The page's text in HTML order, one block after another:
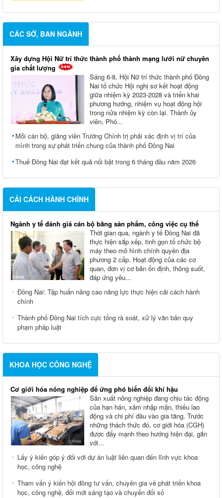
CÁC SỞ, BAN NGÀNH
Xây dựng Hội Nữ trí thức thành phố thành mạng lưới nữ chuyên
gia chất lượng
Sáng 6-8, Hội Nữ trí thức thành phố Đồng
Nai tổ chức Hội nghị sơ kết hoạt động
giữa nhiệm kỳ 2023-2028 và triển khai
phương hướng, nhiệm vụ hoạt động hội
trong nửa nhiệm kỳ còn lại. Thành ủy
viên, Phó...
Mỗi cán bộ, giảng viên Trường Chính trị phải xác định vị trí của
mình trong sự phát triển chung của thành phố Đồng Nai
Thuế Đồng Nai đạt kết quả nổi bật trong 6 tháng đầu năm 2026
CẢI CÁCH HÀNH CHÍNH
Ngành y tế đánh giá cán bộ bằng sản phẩm, công việc cụ thể
Thời gian qua, ngành y tế Đồng Nai đã
thực hiện sắp xếp, tinh gọn tổ chức bộ
máy theo mô hình chính quyền địa
phương 2 cấp. Hoạt động của các cơ
quan, đơn vị cơ bản ổn định, thông suốt,
đáp ứng yêu...
Đồng Nai: Tập huấn nâng cao năng lực thực hiện cải cách hành
chính
Thành phố Đồng Nai tích cực tổng rà soát, xử lý văn bản quy
phạm pháp luật
KHOA HỌC CÔNG NGHỆ
Cơ giới hóa nông nghiệp để ứng phó biến đổi khí hậu
Sản xuất nông nghiệp đang chịu tác động
của hạn hán, xâm nhập mặn, thiếu lao
động và chi phí đầu vào gia tăng. Trước
những thách thức đó, cơ giới hóa (CGH)
được đẩy mạnh theo hướng hiện đại, gắn
với...
Lấy ý kiến góp ý đối với dự án luật liên quan đến lĩnh vực khoa
học, công nghệ
Tham vấn ý kiến hội đồng tư vấn, chuyên gia về phát triển khoa
học, công nghệ, đổi mới sáng tạo và chuyển đổi số